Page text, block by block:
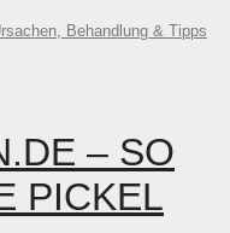
Behandlung & Tipps
– SO
PICKEL